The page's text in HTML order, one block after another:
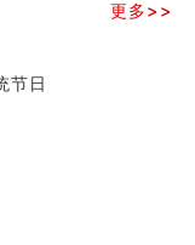
更多>>
节日